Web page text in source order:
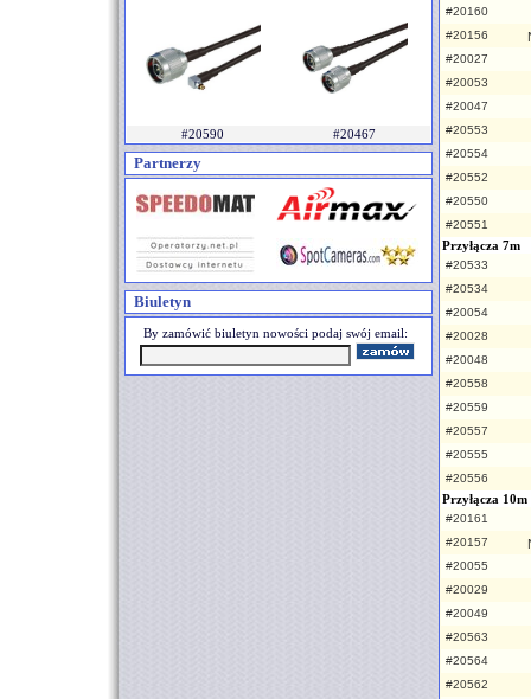
#20590 #20467
Partnerzy
Biuletyn
By zamówić biuletyn nowości podaj swój email:
#20160
#20156
#20027
#20053
#20047
#20553
#20554
#20552
#20550
#20551
Przyłącza 7m
#20533
#20534
#20054
#20028
#20048
#20558
#20559
#20557
#20555
#20556
Przyłącza 10m
#20161
#20157
#20055
#20029
#20049
#20563
#20564
#20562